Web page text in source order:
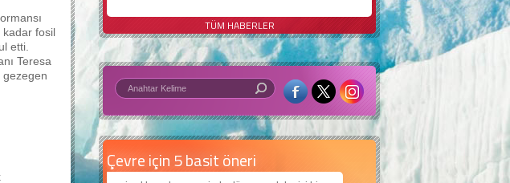
kadar fosil
etti.
Teresa
gezegen
TÜM HABERLER
Çevre için 5 basit öneriDaha iyi bir dünya için yapay zekâ